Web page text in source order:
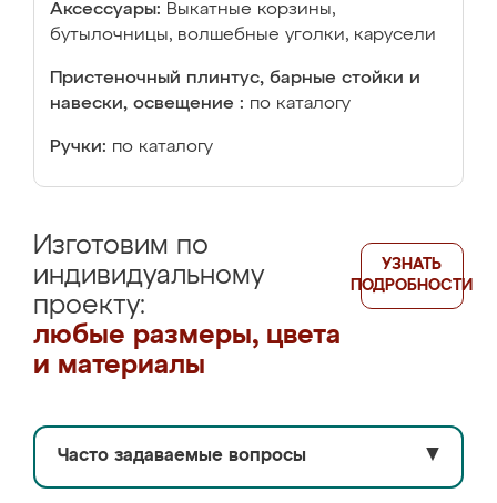
Аксессуары: Выкатные корзины,
бутылочницы, волшебные уголки, карусели
Пристеночный плинтус, барные стойки и
навески, освещение : по каталогу
Ручки: по каталогу
Изготовим по
индивидуальному
проекту:
любые размеры, цвета
и материалы
УЗНАТЬ
ПОДРОБНОСТИ
Часто задаваемые вопросы ▼